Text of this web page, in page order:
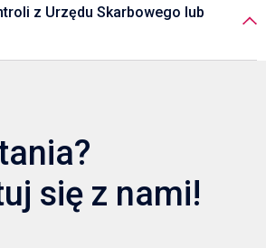
z Urzędu Skarbowego lub
się z nami!